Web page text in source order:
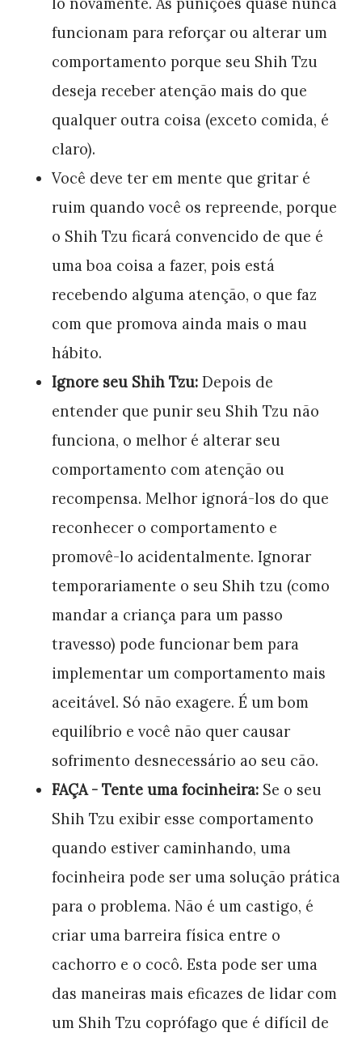
funcionam para reforçar ou alterar um
comportamento porque seu Shih Tzu
deseja receber atenção mais do que
qualquer outra coisa (exceto comida, é
claro).
Você deve ter em mente que gritar é
ruim quando você os repreende, porque
o Shih Tzu ficará convencido de que é
uma boa coisa a fazer, pois está
recebendo alguma atenção, o que faz
com que promova ainda mais o mau
hábito.
Ignore seu Shih Tzu: Depois de
entender que punir seu Shih Tzu não
funciona, o melhor é alterar seu
comportamento com atenção ou
recompensa. Melhor ignorá-los do que
reconhecer o comportamento e
promovê-lo acidentalmente. Ignorar
temporariamente o seu Shih tzu (como
mandar a criança para um passo
travesso) pode funcionar bem para
implementar um comportamento mais
aceitável. Só não exagere. É um bom
equilíbrio e você não quer causar
sofrimento desnecessário ao seu cão.
FAÇA - Tente uma focinheira: Se o seu
Shih Tzu exibir esse comportamento
quando estiver caminhando, uma
focinheira pode ser uma solução prática
para o problema. Não é um castigo, é
criar uma barreira física entre o
cachorro e o cocô. Esta pode ser uma
das maneiras mais eficazes de lidar com
um Shih Tzu coprófago que é difícil de